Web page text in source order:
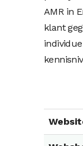
AMR in
klant